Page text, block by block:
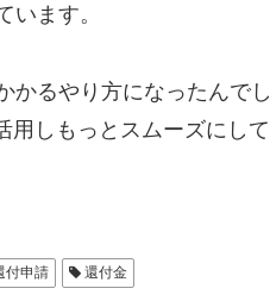
ます。
かるやり方になったんでし
用しもっとスムーズにして
付申請 還付金